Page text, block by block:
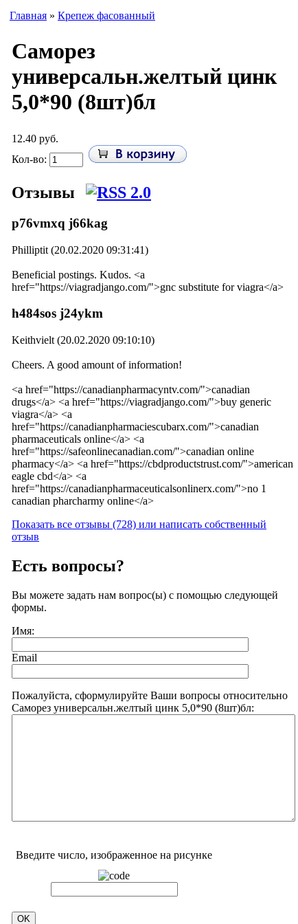
Главная » Крепеж фасованный
Саморез
универсальн.желтый цинк
5,0*90 (8шт)бл
12.40 руб.
Кол-во:
Отзывы
p76vmxq j66kag
Philliptit (20.02.2020 09:31:41)
Beneficial postings. Kudos. <a
href="https://viagradjango.com/">gnc substitute for viagra</a>
h484sos j24ykm
Keithvielt (20.02.2020 09:10:10)
Cheers. A good amount of information!
<a href="https://canadianpharmacyntv.com/">canadian
drugs</a> <a href="https://viagradjango.com/">buy generic
viagra</a> <a
href="https://canadianpharmaciescubarx.com/">canadian
pharmaceuticals online</a> <a
href="https://safeonlinecanadian.com/">canadian online
pharmacy</a> <a href="https://cbdproductstrust.com/">american
eagle cbd</a> <a
href="https://canadianpharmaceuticalsonlinerx.com/">no 1
canadian pharcharmy online</a>
Показать все отзывы (728) или написать собственный
отзыв
Есть вопросы?
Вы можете задать нам вопрос(ы) с помощью следующей
формы.
Имя:
Email
Пожалуйста, сформулируйте Ваши вопросы относительно
Саморез универсальн.желтый цинк 5,0*90 (8шт)бл:
Введите число, изображенное на рисунке